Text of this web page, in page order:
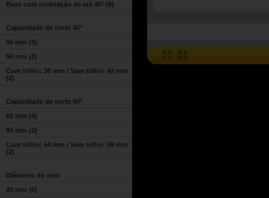
Base com inclinação de até 45º (6)
Capacidade de corte 45°
50 mm (4)
56 mm (2)
Com trilho: 38 mm / Sem trilho: 42 mm
(2)
Capacidade de corte 90º
62 mm (4)
84 mm (2)
Com trilho: 54 mm / Sem trilho: 59 mm
(2)
Diâmetro do eixo
20 mm (6)